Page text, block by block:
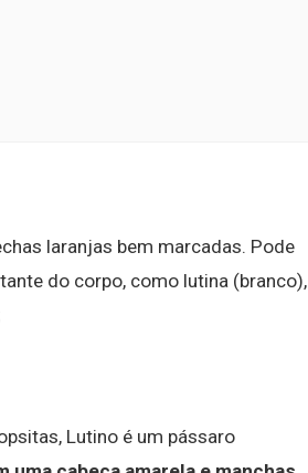
laranjas bem marcadas. Pode
do corpo, como lutina (branco),
Lutino é um pássaro